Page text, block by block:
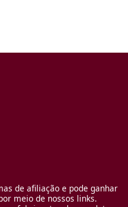
de afiliação e pode ganhar
meio de nossos links.